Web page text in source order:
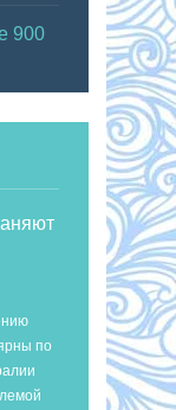
900
по